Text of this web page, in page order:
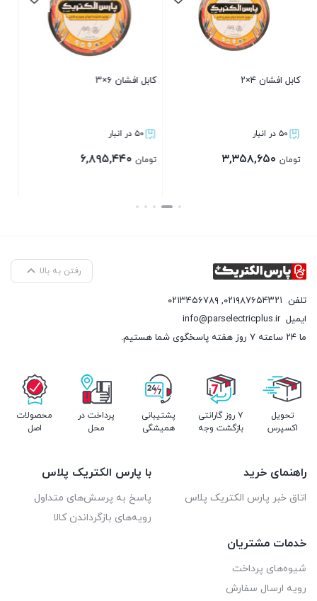
کابل افشان ۶×۳
۵۰ در انبار
تومان۶,۸۹۵,۴۴۰
۲۰۰ در انبار
تومان۱۸۶,۰۰۰
رفتن به بالا
تلفن ۰۲۱۹۸۷۶۵۴۳۲۱, ۰۲۱۳۴۵۶۷۸۹
ایمیلinfo@parselectricplus.ir
ما ۲۴ ساعته ۷ روز هفته پاسخگوی شما هستیم.
تحویل
اکسپرس
۷ روز گارانتی
بازگشت وجه
پشتیبانی
همیشگی
پرداخت در
محل
محصولات
اصل
راهنمای خرید
اتاق خبر پارس الکتریک پلاس
با پارس الکتریک پلاس
پاسخ به پرسش‌های متداول
رویه‌های بازگرداندن کالا
خدمات مشتریان
شیوه‌های پرداخت
رویه ارسال سفارش